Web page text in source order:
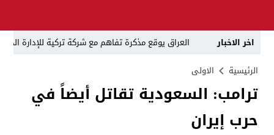
اخر الاخبار
العراق يوقع مذكرة تفاهم مع شركة تركية للإدارة
في ظل الازمة المالية الخانقة .. إدارة الدولة تتفق على تسمية 4 نواب لرئيس الوزراء, المندلاوي والخزعلي
الرئيسية الاولى
ترامب: السعودية تقاتل أيضاً في
حرب إيران